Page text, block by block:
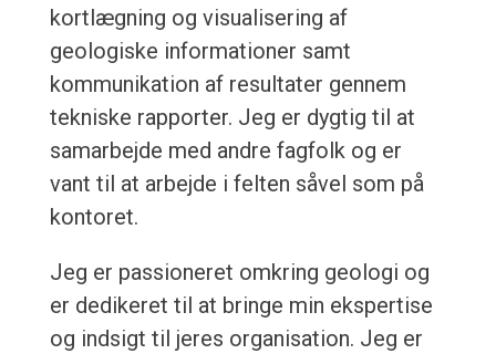
kortlægning og visualisering af
geologiske informationer samt
kommunikation af resultater gennem
tekniske rapporter. Jeg er dygtig til at
samarbejde med andre fagfolk og er
vant til at arbejde i felten såvel som på
kontoret.
Jeg er passioneret omkring geologi og
er dedikeret til at bringe min ekspertise
og indsigt til jeres organisation. Jeg er